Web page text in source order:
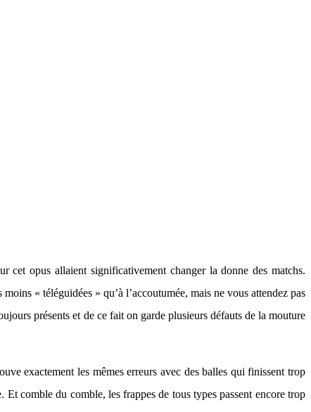
cet opus allaient significativement changer la donne des matchs.
« téléguidées » qu’à l’accoutumée, mais ne vous attendez pas
présents et de ce fait on garde plusieurs défauts de la mouture
exactement les mêmes erreurs avec des balles qui finissent trop
comble du comble, les frappes de tous types passent encore trop